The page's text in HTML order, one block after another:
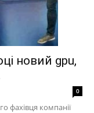
новий gpu,
0
фахівця компанії